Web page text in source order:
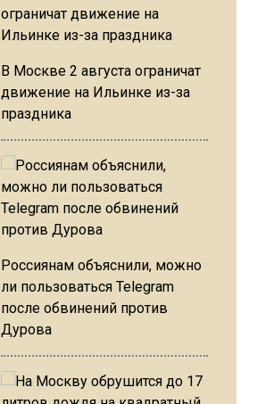
В Москве 2 августа ограничат
движение на Ильинке из-за
праздника
Россиянам объяснили, можно
ли пользоваться Telegram
после обвинений против
Дурова